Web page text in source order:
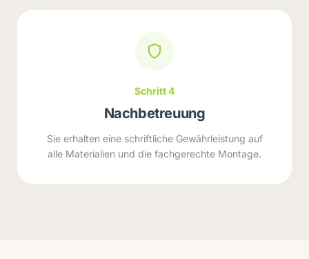
Schritt 4
Nachbetreuung
Sie erhalten eine schriftliche Gewährleistung auf
alle Materialien und die fachgerechte Montage.